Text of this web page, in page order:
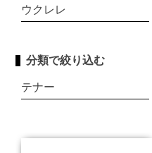
ウクレレ
分類で絞り込む
テナー